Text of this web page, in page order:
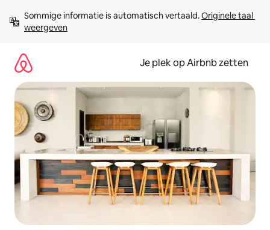
direct
naar
Sommige informatie is automatisch vertaald. Originele taal
weergeven
Je plek op Airbnb zetten